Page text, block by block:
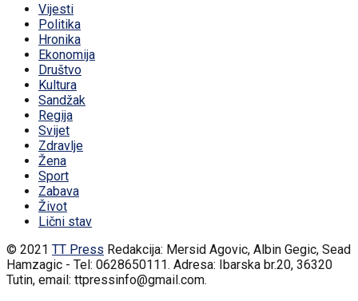
Vijesti
Politika
Hronika
Ekonomija
Društvo
Kultura
Sandžak
Regija
Svijet
Zdravlje
Žena
Sport
Zabava
Život
Lični stav
© 2021 TT Press Redakcija: Mersid Agovic, Albin Gegic, Sead
Hamzagic - Tel: 0628650111. Adresa: Ibarska br.20, 36320
Tutin, email: ttpressinfo@gmail.com.